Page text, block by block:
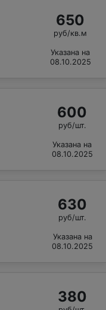
650
руб/кв.м
Указана на
08.10.2025
600
руб/шт.
Указана на
08.10.2025
630
руб/шт.
Указана на
08.10.2025
380